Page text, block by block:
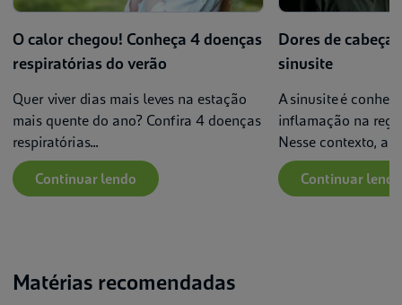
O calor chegou! Conheça 4 doenças
respiratórias do verão
Quer viver dias mais leves na estação
mais quente do ano? Confira 4 doenças
respiratórias...
Continuar lendo
Dores de cabeça
sinusite
A sinusite é
inflamação na
Nesse contexto, a
Continuar lendo
Matérias recomendadas